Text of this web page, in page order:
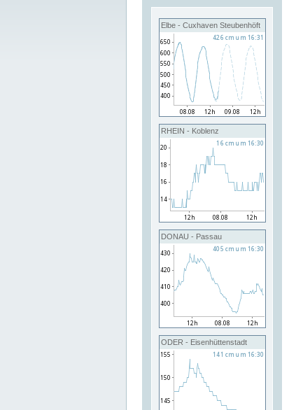
Elbe - Cuxhaven Steubenhöft
RHEIN - Koblenz
DONAU - Passau
ODER - Eisenhüttenstadt